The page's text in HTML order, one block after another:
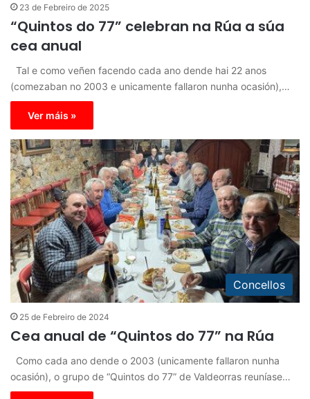
23 de Febreiro de 2025
“Quintos do 77” celebran na Rúa a súa
cea anual
Tal e como veñen facendo cada ano dende hai 22 anos
(comezaban no 2003 e unicamente fallaron nunha ocasión),…
Ver máis »
Concellos
25 de Febreiro de 2024
Cea anual de “Quintos do 77” na Rúa
Como cada ano dende o 2003 (unicamente fallaron nunha
ocasión), o grupo de “Quintos do 77” de Valdeorras reuníase…